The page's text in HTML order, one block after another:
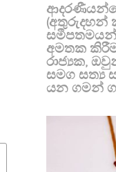
(අතුරුදහන්
අමතක
රාජ්‍යක,
සමග සත්‍ය
යන ගමන්